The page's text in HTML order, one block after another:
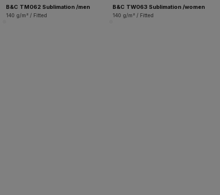
B&C TM062 Sublimation /men
140 g/m² / Fitted
B&C TW063 Sublimation /women
140 g/m² / Fitted